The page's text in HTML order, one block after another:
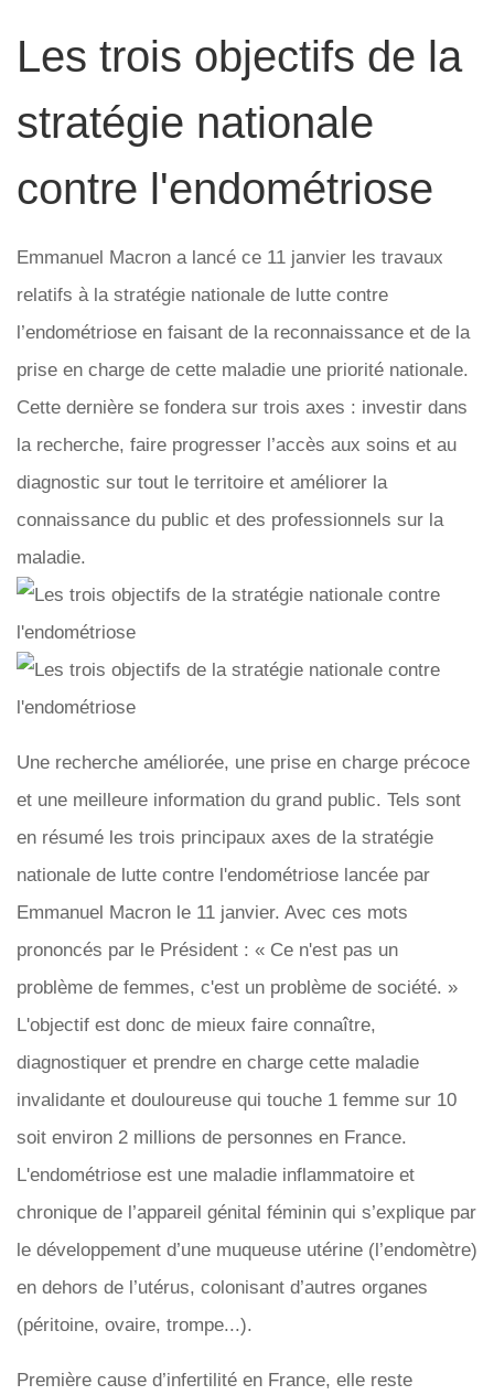
Les trois objectifs de la
stratégie nationale
contre l'endométriose
Emmanuel Macron a lancé ce 11 janvier les travaux
relatifs à la stratégie nationale de lutte contre
l’endométriose en faisant de la reconnaissance et de la
prise en charge de cette maladie une priorité nationale.
Cette dernière se fondera sur trois axes : investir dans
la recherche, faire progresser l’accès aux soins et au
diagnostic sur tout le territoire et améliorer la
connaissance du public et des professionnels sur la
maladie.
Une recherche améliorée, une prise en charge précoce
et une meilleure information du grand public. Tels sont
en résumé les trois principaux axes de la stratégie
nationale de lutte contre l'endométriose lancée par
Emmanuel Macron le 11 janvier. Avec ces mots
prononcés par le Président : « Ce n'est pas un
problème de femmes, c'est un problème de société. »
L'objectif est donc de mieux faire connaître,
diagnostiquer et prendre en charge cette maladie
invalidante et douloureuse qui touche 1 femme sur 10
soit environ 2 millions de personnes en France.
L'endométriose est une maladie inflammatoire et
chronique de l’appareil génital féminin qui s’explique par
le développement d’une muqueuse utérine (l’endomètre)
en dehors de l’utérus, colonisant d’autres organes
(péritoine, ovaire, trompe...).
Première cause d’infertilité en France, elle reste